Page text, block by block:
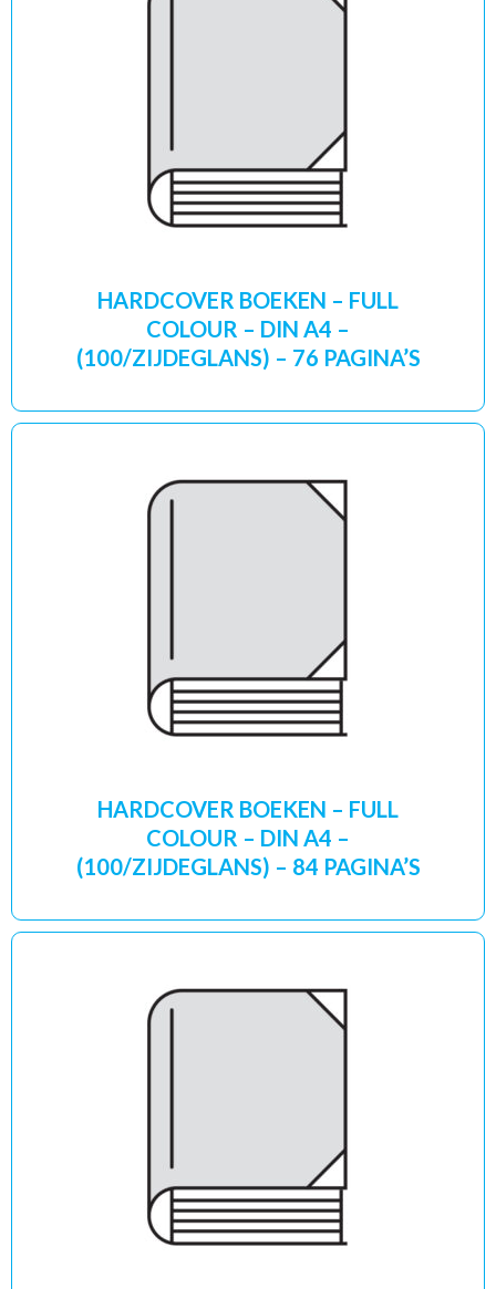
HARDCOVER BOEKEN – FULL
COLOUR – DIN A4 –
(100/ZIJDEGLANS) – 76 PAGINA’S
HARDCOVER BOEKEN – FULL
COLOUR – DIN A4 –
(100/ZIJDEGLANS) – 84 PAGINA’S